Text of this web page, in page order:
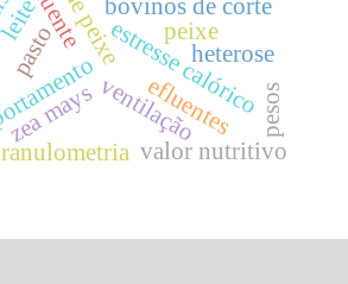
peixe
estresse calórico
ventilação
zea mays
valor nutritivo
efluentes
bovinos de corte
pesos
pasto heterose